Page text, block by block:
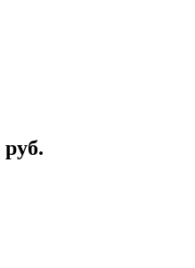
руб.